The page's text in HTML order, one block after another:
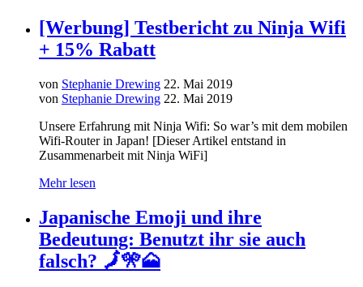
[Werbung] Testbericht zu Ninja Wifi
+ 15% Rabatt
von Stephanie Drewing 22. Mai 2019
von Stephanie Drewing 22. Mai 2019
Unsere Erfahrung mit Ninja Wifi: So war’s mit dem mobilen
Wifi-Router in Japan! [Dieser Artikel entstand in
Zusammenarbeit mit Ninja WiFi]
Mehr lesen
Japanische Emoji und ihre
Bedeutung: Benutzt ihr sie auch
falsch? 🗾🎌🗻